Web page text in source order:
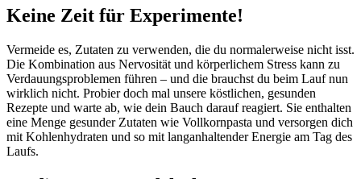
Keine Zeit für Experimente!
Vermeide es, Zutaten zu verwenden, die du normalerweise nicht isst.
Die Kombination aus Nervosität und körperlichem Stress kann zu
Verdauungsproblemen führen – und die brauchst du beim Lauf nun
wirklich nicht. Probier doch mal unsere köstlichen, gesunden
Rezepte und warte ab, wie dein Bauch darauf reagiert. Sie enthalten
eine Menge gesunder Zutaten wie Vollkornpasta und versorgen dich
mit Kohlenhydraten und so mit langanhaltender Energie am Tag des
Laufs.